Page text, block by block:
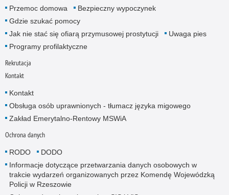
Przemoc domowa
Bezpieczny wypoczynek
Gdzie szukać pomocy
Jak nie stać się ofiarą przymusowej prostytucji
Uwaga pies
Programy profilaktyczne
Rekrutacja
Kontakt
Kontakt
Obsługa osób uprawnionych - tłumacz języka migowego
Zakład Emerytalno-Rentowy MSWiA
Ochrona danych
RODO
DODO
Informacje dotyczące przetwarzania danych osobowych w
trakcie wydarzeń organizowanych przez Komendę Wojewódzką
Policji w Rzeszowie